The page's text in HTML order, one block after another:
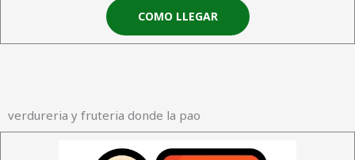
COMO LLEGAR
verdureria y fruteria donde la pao